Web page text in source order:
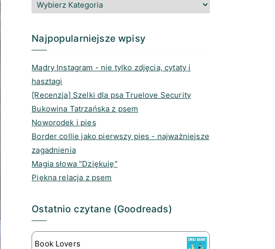
g
m
Najpopularniejsze wpisy
Mądry Instagram - nie tylko zdjęcia, cytaty i
hasztagi
[Recenzja] Szelki dla psa Truelove Security
Bukowina Tatrzańska z psem
Noworodek i pies
Border collie jako pierwszy pies - najważniejsze
zagadnienia
Magia słowa "Dziękuję"
Piękna relacja z psem
Ostatnio czytane (Goodreads)
Book Lovers